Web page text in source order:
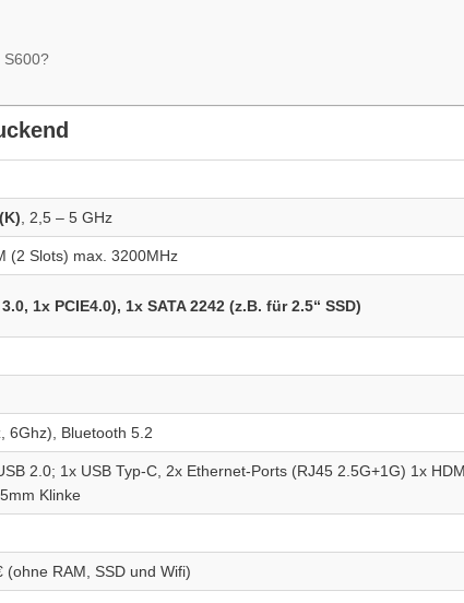
S600?
, 2,5 – 5 GHz
(2 Slots) max. 3200MHz
1x PCIE4.0), 1x SATA 2242 (z.B. für 2.5“ SSD)
6Ghz), Bluetooth 5.2
2.0; 1x USB Typ-C, 2x Ethernet-Ports (RJ45 2.5G+1G) 1x
Klinke
(ohne RAM, SSD und Wifi)